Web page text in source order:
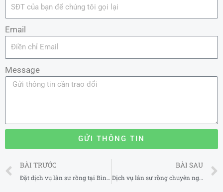
Email
Message
GỬI THÔNG TIN
Prev
BÀI TRƯỚC
Đặt dịch vụ lân sư rồng tại Bình Định
BÀI SAU
Dịch vụ lân sư rồng chuyên nghiệp tại Đắk Nông